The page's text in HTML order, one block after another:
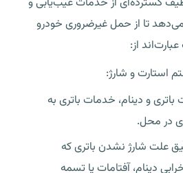
تا از حمل غیرضروری خودرو
از:
استارت و شارژ:
و دینام، خدمات باتری به
در محل.
علت شارژ نشدن باتری که
دینام، آفتامات یا تسمه